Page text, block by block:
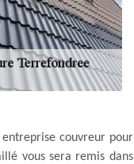
couvreur pour
vous sera remis dans